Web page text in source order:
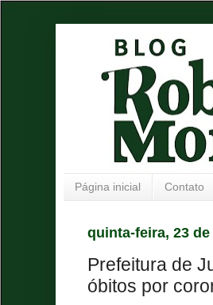
Página inicial Contato
quinta-feira, 23
Prefeitura de
óbitos por